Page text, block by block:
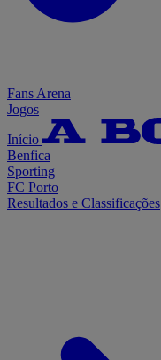
Fans Arena
Jogos
Início
Benfica
Sporting
FC Porto
Resultados e Classificações